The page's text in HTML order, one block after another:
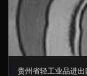
贵州省轻工业品进